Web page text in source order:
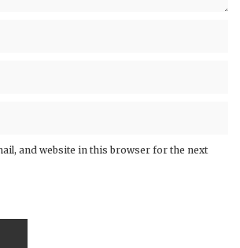
and website in this browser for the next